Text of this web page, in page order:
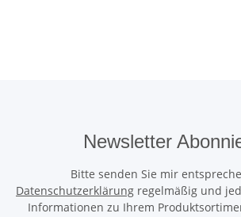
Newsletter
Bitte senden Sie mir
Datenschutzerklärung regelmäßig und
Informationen zu Ihrem